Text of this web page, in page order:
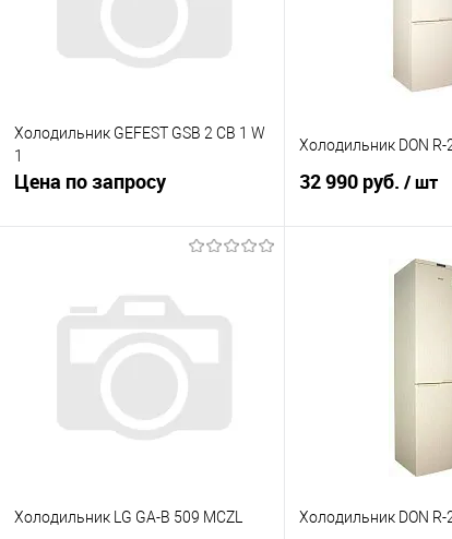
Холодильник GEFEST GSB 2 CB 1 W
1
Цена по запросу
Запросить цену
Купить в 1 клик
К сравнению
В избранное
В наличии
Холодильник DON R-
32 990 руб. / шт
В
Холодильник LG GA-B 509 MCZL Холодильник DON R-